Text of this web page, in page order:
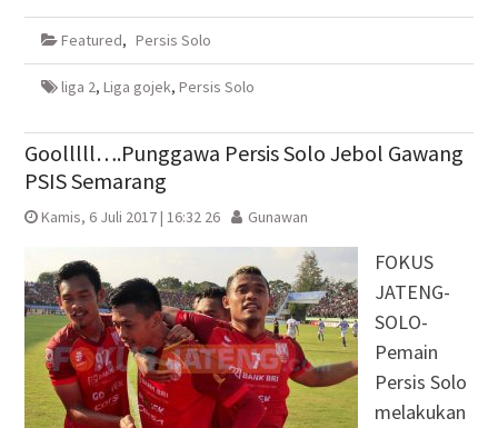
Facebook(Membuka
jendela
baru)
Twitter(Membuka
jendela
baru)
Google+
di
yang
baru)
WhatsApp(Membuka
baru)
Featured, Persis Solo
liga 2, Liga gojek, Persis Solo
Goolllll….Punggawa Persis Solo Jebol Gawang
PSIS Semarang
Kamis, 6 Juli 2017 | 16:32 26 Gunawan
FOKUS
JATENG-
SOLO-
Pemain
Persis Solo
melakukan